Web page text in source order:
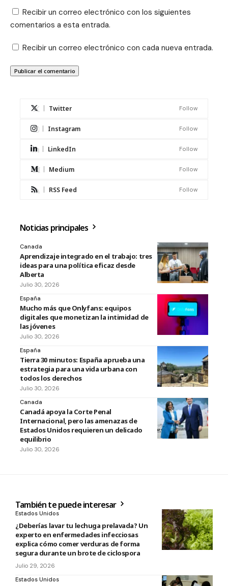
Recibir un correo electrónico con los siguientes
comentarios a esta entrada.
Recibir un correo electrónico con cada nueva entrada.
Twitter Follow
Instagram Follow
LinkedIn Follow
Medium Follow
RSS Feed Follow
Noticias principales
Canada
Aprendizaje integrado en el trabajo: tres
ideas para una política eficaz desde
Alberta
Julio 30, 2026
España
Mucho más que Onlyfans: equipos
digitales que monetizan la intimidad de
las jóvenes
Julio 30, 2026
España
Tierra 30 minutos: España aprueba una
estrategia para una vida urbana con
todos los derechos
Julio 30, 2026
Canada
Canadá apoya la Corte Penal
Internacional, pero las amenazas de
Estados Unidos requieren un delicado
equilibrio
Julio 30, 2026
También te puede interesar
Estados Unidos
¿Deberías lavar tu lechuga prelavada? Un
experto en enfermedades infecciosas
explica cómo comer verduras de forma
segura durante un brote de ciclospora
Julio 29, 2026
Estados Unidos